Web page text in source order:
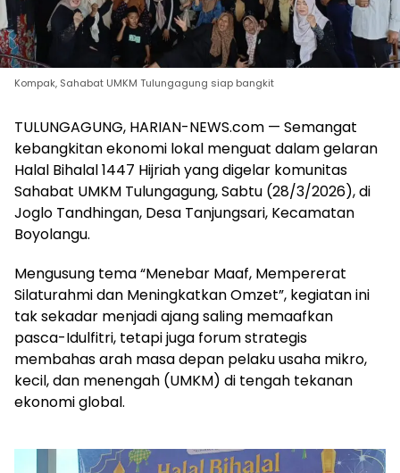
Kompak, Sahabat UMKM Tulungagung siap bangkit
TULUNGAGUNG, HARIAN-NEWS.com — Semangat
kebangkitan ekonomi lokal menguat dalam gelaran
Halal Bihalal 1447 Hijriah yang digelar komunitas
Sahabat UMKM Tulungagung, Sabtu (28/3/2026), di
Joglo Tandhingan, Desa Tanjungsari, Kecamatan
Boyolangu.
Mengusung tema “Menebar Maaf, Mempererat
Silaturahmi dan Meningkatkan Omzet”, kegiatan ini
tak sekadar menjadi ajang saling memaafkan
pasca-Idulfitri, tetapi juga forum strategis
membahas arah masa depan pelaku usaha mikro,
kecil, dan menengah (UMKM) di tengah tekanan
ekonomi global.